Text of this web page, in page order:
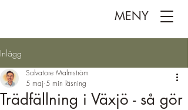
MENY
Inlägg
Trädfällning i Växjö - så gör
Salvatore Malmström
5 maj 5 min läsning